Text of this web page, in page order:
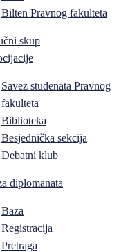
Bilten Pravnog fakulteta
skup
Savez studenata Pravnog
fakulteta
Biblioteka
Besjednička sekcija
Debatni klub
diplomanata
Baza
Registracija
Pretraga